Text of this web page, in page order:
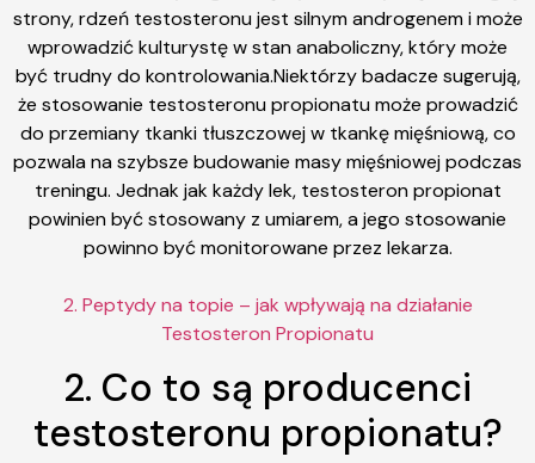
strony, rdzeń testosteronu jest silnym androgenem i może
wprowadzić kulturystę w stan anaboliczny, który może
być trudny do kontrolowania.Niektórzy badacze sugerują,
że stosowanie testosteronu propionatu może prowadzić
do przemiany tkanki tłuszczowej w tkankę mięśniową, co
pozwala na szybsze budowanie masy mięśniowej podczas
treningu. Jednak jak każdy lek, testosteron propionat
powinien być stosowany z umiarem, a jego stosowanie
powinno być monitorowane przez lekarza.
2. Peptydy na topie – jak wpływają na działanie
Testosteron Propionatu
2. Co to są producenci
testosteronu propionatu?